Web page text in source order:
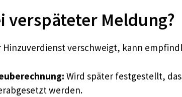
verspäteter Meldung?
Hinzuverdienst verschweigt, kann
Wird später festgestellt,
werden.